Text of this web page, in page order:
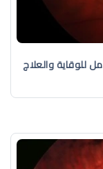
للوقاية والعلاج